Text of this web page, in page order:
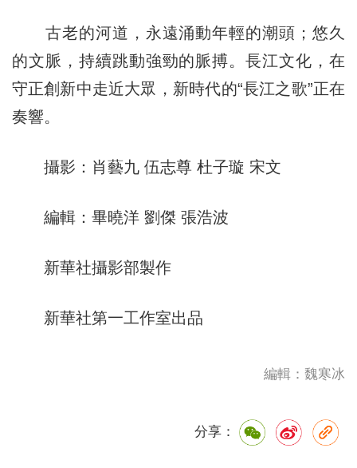
古老的河道，永遠涌動年輕的潮頭；悠久
的文脈，持續跳動強勁的脈搏。長江文化，在
守正創新中走近大眾，新時代的“長江之歌”正在
奏響。
攝影：肖藝九 伍志尊 杜子璇 宋文
編輯：畢曉洋 劉傑 張浩波
新華社攝影部製作
新華社第一工作室出品
編輯：魏寒冰
分享：